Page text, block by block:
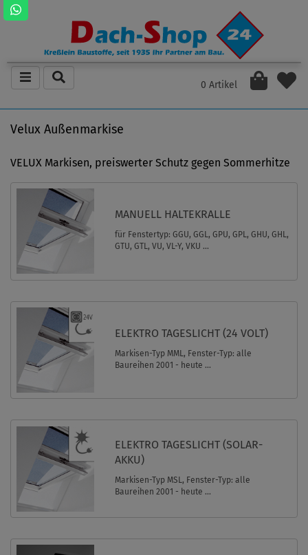
0 Artikel
Velux Außenmarkise
VELUX Markisen, preiswerter Schutz gegen Sommerhitze
MANUELL HALTEKRALLE
für Fenstertyp: GGU, GGL, GPU, GPL, GHU, GHL,
GTU, GTL, VU, VL-Y, VKU ...
ELEKTRO TAGESLICHT (24 VOLT)
Markisen-Typ MML, Fenster-Typ: alle
Baureihen 2001 - heute ...
ELEKTRO TAGESLICHT (SOLAR-
AKKU)
Markisen-Typ MSL, Fenster-Typ: alle
Baureihen 2001 - heute ...